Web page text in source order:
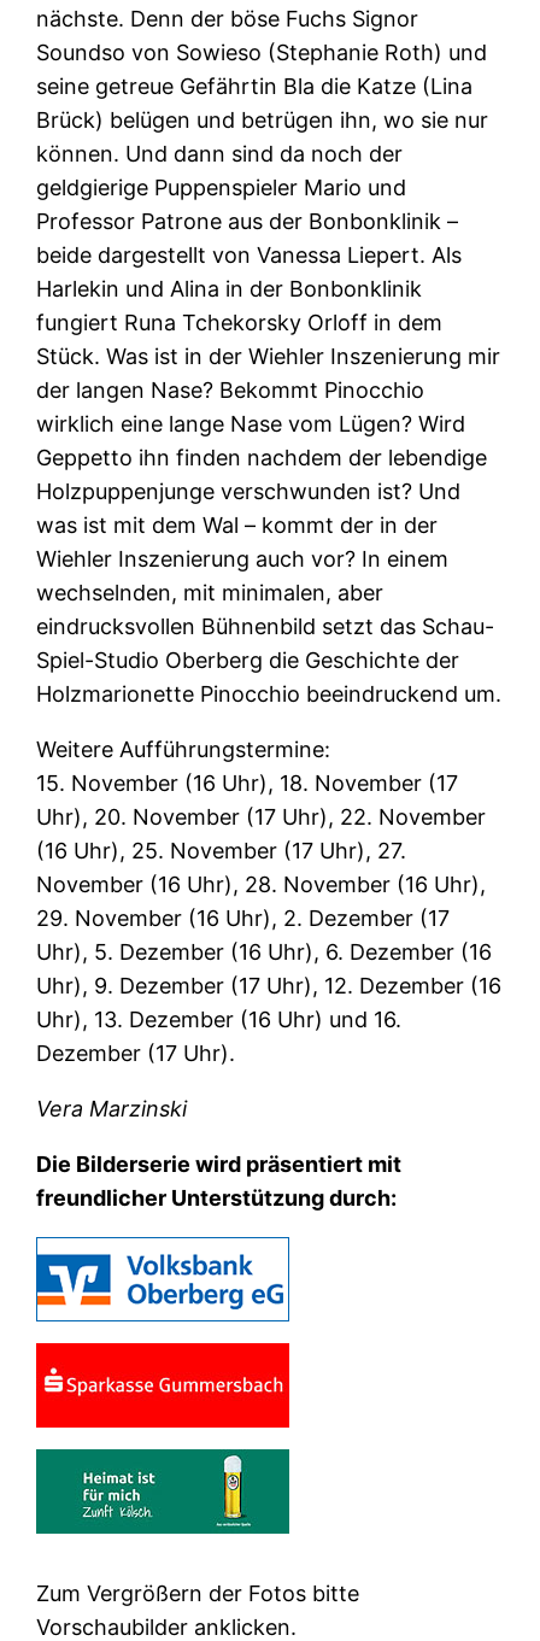
nächste. Denn der böse Fuchs Signor
Soundso von Sowieso (Stephanie Roth) und
seine getreue Gefährtin Bla die Katze (Lina
Brück) belügen und betrügen ihn, wo sie nur
können. Und dann sind da noch der
geldgierige Puppenspieler Mario und
Professor Patrone aus der Bonbonklinik –
beide dargestellt von Vanessa Liepert. Als
Harlekin und Alina in der Bonbonklinik
fungiert Runa Tchekorsky Orloff in dem
Stück. Was ist in der Wiehler Inszenierung mir
der langen Nase? Bekommt Pinocchio
wirklich eine lange Nase vom Lügen? Wird
Geppetto ihn finden nachdem der lebendige
Holzpuppenjunge verschwunden ist? Und
was ist mit dem Wal – kommt der in der
Wiehler Inszenierung auch vor? In einem
wechselnden, mit minimalen, aber
eindrucksvollen Bühnenbild setzt das Schau-
Spiel-Studio Oberberg die Geschichte der
Holzmarionette Pinocchio beeindruckend um.
Weitere Aufführungstermine:
15. November (16 Uhr), 18. November (17
Uhr), 20. November (17 Uhr), 22. November
(16 Uhr), 25. November (17 Uhr), 27.
November (16 Uhr), 28. November (16 Uhr),
29. November (16 Uhr), 2. Dezember (17
Uhr), 5. Dezember (16 Uhr), 6. Dezember (16
Uhr), 9. Dezember (17 Uhr), 12. Dezember (16
Uhr), 13. Dezember (16 Uhr) und 16.
Dezember (17 Uhr).
Vera Marzinski
Die Bilderserie wird präsentiert mit
freundlicher Unterstützung durch:
Zum Vergrößern der Fotos bitte
Vorschaubilder anklicken.